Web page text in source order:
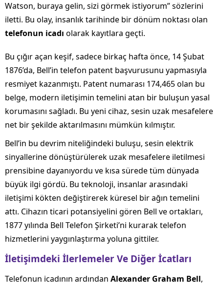
Watson, buraya gelin, sizi görmek istiyorum” sözlerini
iletti. Bu olay, insanlık tarihinde bir dönüm noktası olan
telefonun icadı olarak kayıtlara geçti.
Bu çığır açan keşif, sadece birkaç hafta önce, 14 Şubat
1876’da, Bell’in telefon patent başvurusunu yapmasıyla
resmiyet kazanmıştı. Patent numarası 174,465 olan bu
belge, modern iletişimin temelini atan bir buluşun yasal
korumasını sağladı. Bu yeni cihaz, sesin uzak mesafelere
net bir şekilde aktarılmasını mümkün kılmıştır.
Bell’in bu devrim niteliğindeki buluşu, sesin elektrik
sinyallerine dönüştürülerek uzak mesafelere iletilmesi
prensibine dayanıyordu ve kısa sürede tüm dünyada
büyük ilgi gördü. Bu teknoloji, insanlar arasındaki
iletişimi kökten değiştirerek küresel bir ağın temelini
attı. Cihazın ticari potansiyelini gören Bell ve ortakları,
1877 yılında Bell Telefon Şirketi’ni kurarak telefon
hizmetlerini yaygınlaştırma yoluna gittiler.
İletişimdeki İlerlemeler Ve Diğer İcatları
Telefonun icadının ardından Alexander Graham Bell,